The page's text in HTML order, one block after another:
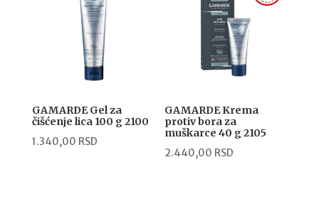
GAMARDE Gel za
čišćenje lica 100 g 2100
1.340,00 RSD
GAMARDE Krema
protiv bora za
muškarce 40 g 2105
2.440,00 RSD